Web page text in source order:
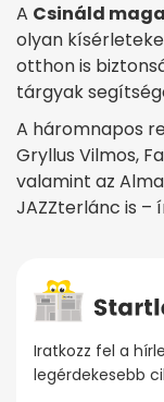
A Csináld
olyan
otthon is
tárgyak
A háromnapos
Gryllus Vilmos,
valamint az
JAZZterlánc is –
Iratkozz fel a
legérdekesebb